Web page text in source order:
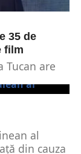
35 de
film
Tucan are
al
din cauza